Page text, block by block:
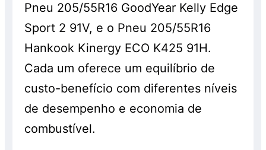
Pneu 205/55R16 GoodYear Kelly Edge
Sport 2 91V, e o Pneu 205/55R16
Hankook Kinergy ECO K425 91H.
Cada um oferece um equilíbrio de
custo-benefício com diferentes níveis
de desempenho e economia de
combustível.